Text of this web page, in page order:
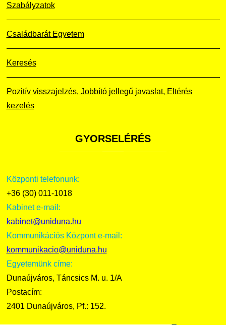
Szabályzatok
Családbarát Egyetem
Keresés
Pozitív visszajelzés, Jobbító jellegű javaslat, Eltérés
kezelés
GYORSELÉRÉS
Központi telefonunk:
+36 (30) 011-1018
Kabinet e-mail:
kabinet@uniduna.hu
Kommunikációs Központ e-mail:
kommunikacio@uniduna.hu
Egyetemünk címe:
Dunaújváros, Táncsics M. u. 1/A
Postacím:
2401 Dunaújváros, Pf.: 152.